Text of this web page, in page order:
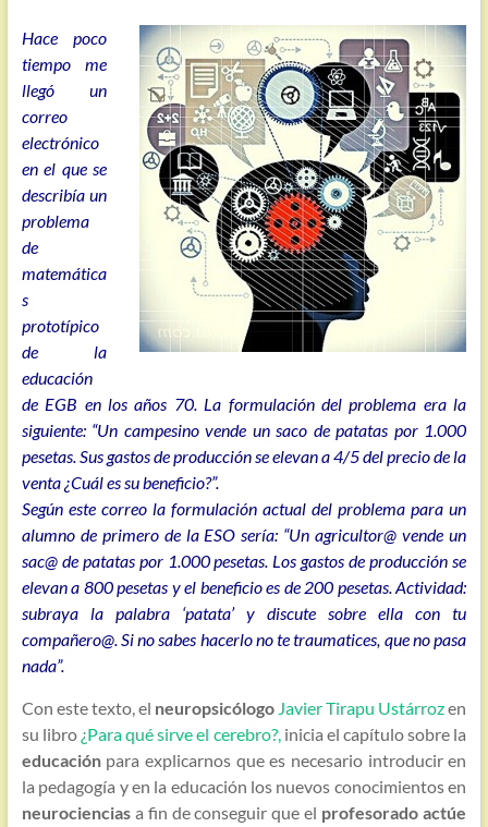
Hace poco
tiempo me
llegó un
correo
electrónico
en el que se
describía un
problema
de
matemática
s
prototípico
de la
educación
de EGB en los años 70. La formulación del problema era la
siguiente: “Un campesino vende un saco de patatas por 1.000
pesetas. Sus gastos de producción se elevan a 4/5 del precio de la
venta ¿Cuál es su beneficio?”.
Según este correo la formulación actual del problema para un
alumno de primero de la ESO sería: “Un agricultor@ vende un
sac@ de patatas por 1.000 pesetas. Los gastos de producción se
elevan a 800 pesetas y el beneficio es de 200 pesetas. Actividad:
subraya la palabra ‘patata’ y discute sobre ella con tu
compañero@. Si no sabes hacerlo no te traumatices, que no pasa
nada”.
Con este texto, el neuropsicólogo Javier Tirapu Ustárrozen
su libro ¿Para qué sirve el cerebro?,inicia el capítulo sobre la
educaciónpara explicarnos que es necesario introducir en
la pedagogía y en la educación los nuevos conocimientos en
neurocienciasa fin de conseguir que el profesorado actúe